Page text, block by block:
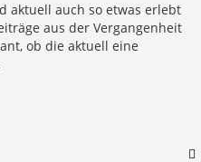
aktuell auch so etwas erlebt
aus der Vergangenheit
ob die aktuell eine